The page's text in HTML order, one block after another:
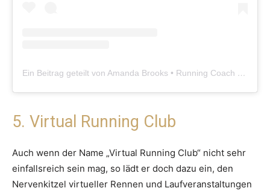
Ein Beitrag geteilt von Amanda Brooks • Running Coach (@runtothefinish)
5. Virtual Running Club
Auch wenn der Name „Virtual Running Club“ nicht sehr
einfallsreich sein mag, so lädt er doch dazu ein, den
Nervenkitzel virtueller Rennen und Laufveranstaltungen